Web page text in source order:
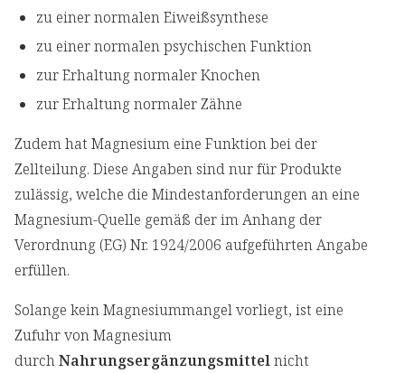
zu einer normalen Eiweißsynthese
zu einer normalen psychischen Funktion
zur Erhaltung normaler Knochen
zur Erhaltung normaler Zähne
Zudem hat Magnesium eine Funktion bei der
Zellteilung. Diese Angaben sind nur für Produkte
zulässig, welche die Mindestanforderungen an eine
Magnesium-Quelle gemäß der im Anhang der
Verordnung (EG) Nr. 1924/2006 aufgeführten Angabe
erfüllen.
Solange kein Magnesiummangel vorliegt, ist eine
Zufuhr von Magnesium
durchNahrungsergänzungsmittelnicht